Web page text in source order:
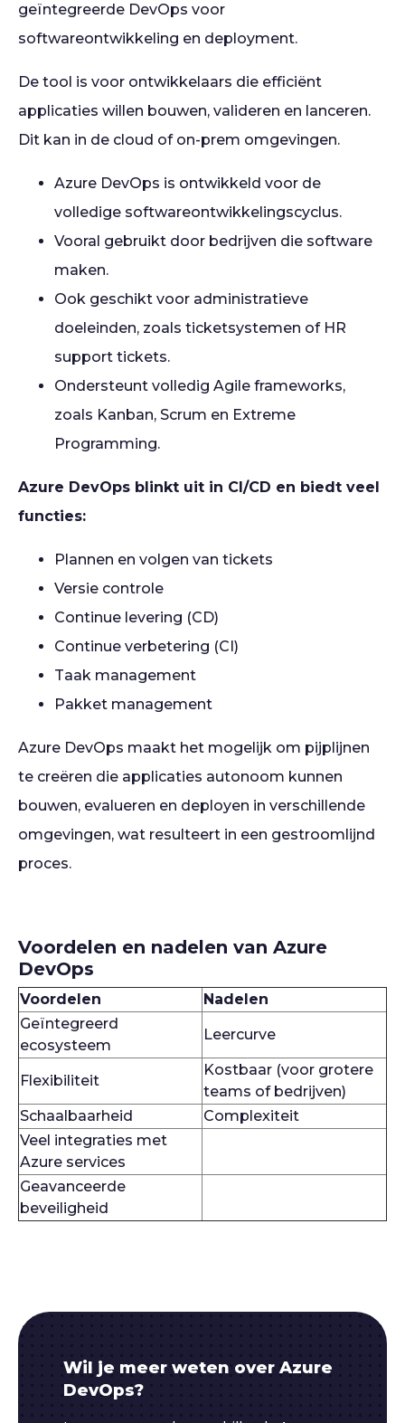
geïntegreerde DevOps voor
softwareontwikkeling en deployment.
De tool is voor ontwikkelaars die efficiënt
applicaties willen bouwen, valideren en lanceren.
Dit kan in de cloud of on-prem omgevingen.
Azure DevOps is ontwikkeld voor de
volledige softwareontwikkelingscyclus.
Vooral gebruikt door bedrijven die software
maken.
Ook geschikt voor administratieve
doeleinden, zoals ticketsystemen of HR
support tickets.
Ondersteunt volledig Agile frameworks,
zoals Kanban, Scrum en Extreme
Programming.
Azure DevOps blinkt uit in CI/CD en biedt veel
functies:
Plannen en volgen van tickets
Versie controle
Continue levering (CD)
Continue verbetering (CI)
Taak management
Pakket management
Azure DevOps maakt het mogelijk om pijplijnen
te creëren die applicaties autonoom kunnen
bouwen, evalueren en deployen in verschillende
omgevingen, wat resulteert in een gestroomlijnd
proces.
Voordelen en nadelen van Azure
DevOps
Voordelen
Nadelen
Geïntegreerd
ecosysteem
Leercurve
Flexibiliteit
Kostbaar (voor grotere
teams of bedrijven)
Schaalbaarheid
Complexiteit
Veel integraties met
Azure services
Geavanceerde
beveiligheid
Wil je meer weten over Azure
DevOps?